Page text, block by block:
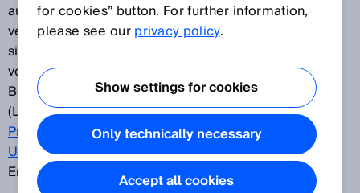
ausgereift und lohnend ist, werden noch Jahre
vergehen. Bis dahin kann Erdgas die Versorgung
sichern und die Energiewende ganz praktisch
voranbringen. Besonders schnell könnte das im
Bereich der Kraftstoffe mit verflüssigtem Erdgas
(LNG), Autogas (LPG) und Druckgas (CNG) gehen.
Prozessgasanalytik und eichfähige
Ultraschallmesstechnik von SICKsind weltweit an der
Erzeugung und Verteilung beteiligt.
for cookies” button. For further information,
please see ourprivacy policy.
Show settings for cookies
Only technically necessary
Accept all cookies